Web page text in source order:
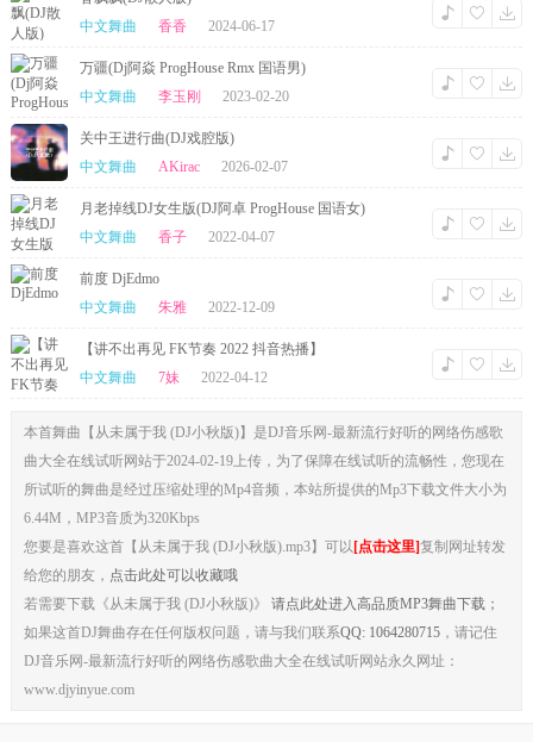
中文舞曲
香香 2024-06-17
万疆(Dj阿焱 ProgHouse Rmx 国语男)
中文舞曲
李玉刚 2023-02-20
关中王进行曲(DJ戏腔版)
中文舞曲
AKirac 2026-02-07
月老掉线DJ女生版(DJ阿卓 ProgHouse 国语女)
中文舞曲
香子 2022-04-07
前度 DjEdmo
中文舞曲
朱雅 2022-12-09
【讲不出再见 FK节奏 2022 抖音热播】
中文舞曲
7妹 2022-04-12
本首舞曲【从未属于我 (DJ小秋版)】是DJ音乐网-最新流行好听的网络伤感歌
曲大全在线试听网站于2024-02-19上传，为了保障在线试听的流畅性，您现在
所试听的舞曲是经过压缩处理的Mp4音频，本站所提供的Mp3下载文件大小为
6.44M，MP3音质为320Kbps
您要是喜欢这首【从未属于我 (DJ小秋版).mp3】可以 [点击这里]复制网址转发
给您的朋友， 点击此处可以收藏哦
若需要下载《从未属于我 (DJ小秋版)》 请点此处进入高品质MP3舞曲下载；
如果这首DJ舞曲存在任何版权问题，请与我们联系QQ: 1064280715，请记住
DJ音乐网-最新流行好听的网络伤感歌曲大全在线试听网站永久网址：
www.djyinyue.com